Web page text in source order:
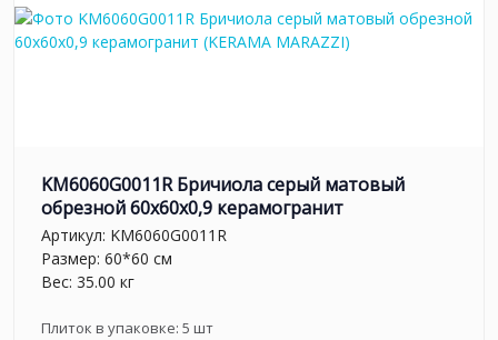
KM6060G0011R Бричиола серый матовый
обрезной 60x60x0,9 керамогранит
Артикул: KM6060G0011R
Размер: 60*60 см
Вес: 35.00 кг
Плиток в упаковке: 5 шт